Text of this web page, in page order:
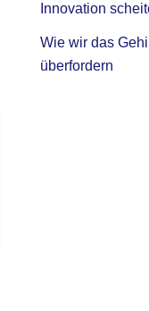
Innovation
Wie wir das
überfordern